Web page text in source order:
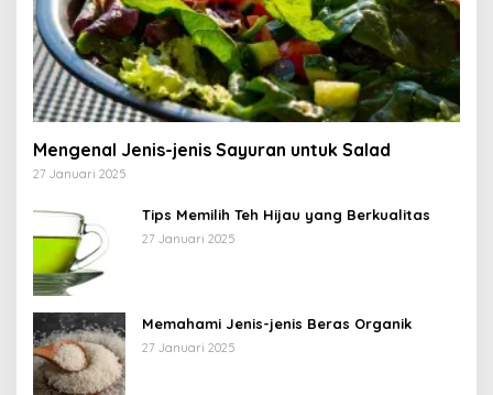
Mengenal Jenis-jenis Sayuran untuk Salad
27 Januari 2025
Tips Memilih Teh Hijau yang Berkualitas
27 Januari 2025
Memahami Jenis-jenis Beras Organik
27 Januari 2025